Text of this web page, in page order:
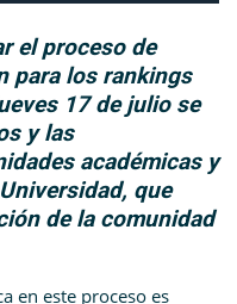
el proceso de
para los rankings
17 de julio se
y las
académicas y
que
de la comunidad
en este proceso es